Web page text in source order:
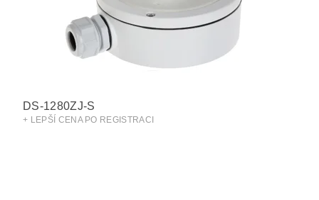
DS-1280ZJ-S
+ LEPŠÍ CENA PO REGISTRACI